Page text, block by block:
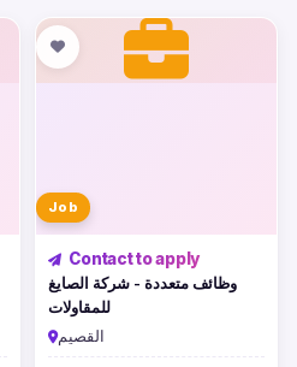
Job
Contact to apply
وظائف متعددة - شركة الصايغ
للمقاولات
القصيم